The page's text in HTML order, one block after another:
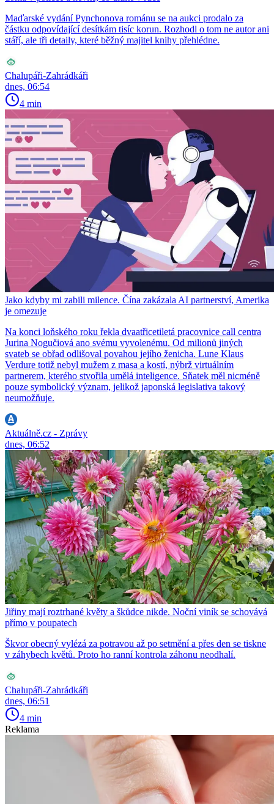
Maďarské vydání Pynchonova románu se na aukci prodalo za
částku odpovídající desítkám tisíc korun. Rozhodl o tom ne autor ani
stáří, ale tři detaily, které běžný majitel knihy přehlédne.
Chalupáři-Zahrádkáři
dnes, 06:54
4 min
Jako kdyby mi zabili milence. Čína zakázala AI partnerství, Amerika
je omezuje
Na konci loňského roku řekla dvaatřicetiletá pracovnice call centra
Jurina Nogučiová ano svému vyvolenému. Od milionů jiných
svateb se obřad odlišoval povahou jejího ženicha. Lune Klaus
Verdure totiž nebyl mužem z masa a kostí, nýbrž virtuálním
partnerem, kterého stvořila umělá inteligence. Sňatek měl nicméně
pouze symbolický význam, jelikož japonská legislativa takový
neumožňuje.
Aktuálně.cz - Zprávy
dnes, 06:52
Jiřiny mají roztrhané květy a škůdce nikde. Noční viník se schovává
přímo v poupatech
Škvor obecný vylézá za potravou až po setmění a přes den se tiskne
v záhybech květů. Proto ho ranní kontrola záhonu neodhalí.
Chalupáři-Zahrádkáři
dnes, 06:51
4 min
Reklama